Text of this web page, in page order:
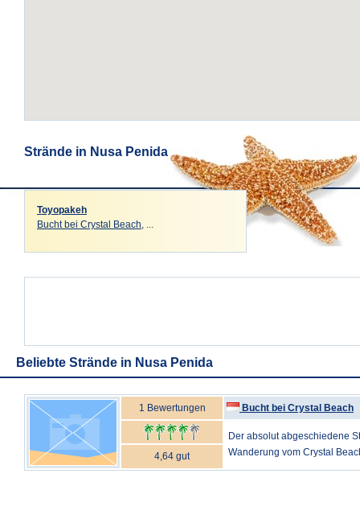
Strände in Nusa Penida
Toyopakeh
Bucht bei Crystal Beach, ...
Beliebte Strände in Nusa Penida
1 Bewertungen Bucht bei Crystal Beach
Der absolut abgeschiedene
Wanderung vom Crystal
4,64 gut